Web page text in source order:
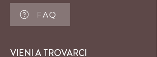
FAQ
VIENI A TROVARCI